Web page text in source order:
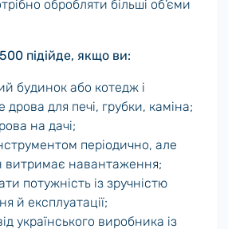
обробляти більші об’єми
підійде, якщо ви:
будинок або котедж і
дрова для печі, грубки, каміна;
на дачі;
періодично, але
витримає навантаження;
потужність із зручністю
й експлуатації;
українського виробника із